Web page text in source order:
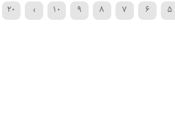
5
6
7
8
9
10
›
20